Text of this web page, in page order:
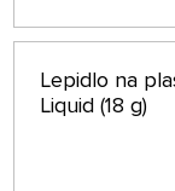
Lepidlo na
Liquid (18 g)